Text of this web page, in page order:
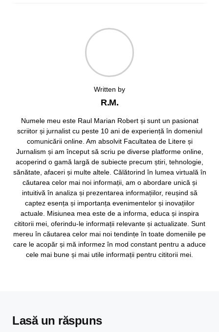
Written by
R.M.
Numele meu este Raul Marian Robert și sunt un pasionat
scriitor și jurnalist cu peste 10 ani de experiență în domeniul
comunicării online. Am absolvit Facultatea de Litere și
Jurnalism și am început să scriu pe diverse platforme online,
acoperind o gamă largă de subiecte precum știri, tehnologie,
sănătate, afaceri și multe altele. Călătorind în lumea virtuală în
căutarea celor mai noi informații, am o abordare unică și
intuitivă în analiza și prezentarea informațiilor, reușind să
captez esența și importanța evenimentelor și inovațiilor
actuale. Misiunea mea este de a informa, educa și inspira
cititorii mei, oferindu-le informații relevante și actualizate. Sunt
mereu în căutarea celor mai noi tendințe în toate domeniile pe
care le acopăr și mă informez în mod constant pentru a aduce
cele mai bune și mai utile informații pentru cititorii mei.
Lasă un răspuns